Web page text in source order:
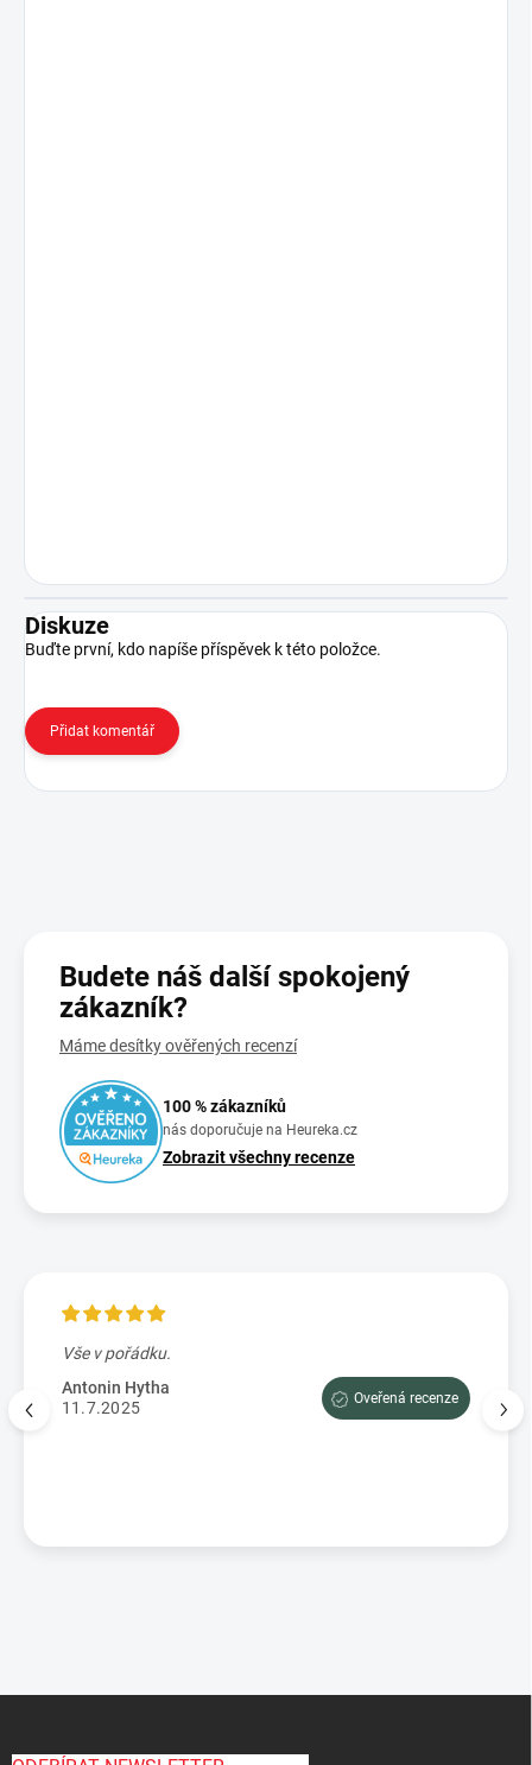
Diskuze
Buďte první, kdo napíše příspěvek k této položce.
Přidat komentář
Budete náš další spokojený
zákazník?
Máme desítky ověřených recenzí
100 % zákazníků
nás doporučuje na Heureka.cz
Zobrazit všechny recenze
Vše v pořádku.
Antonin Hytha
11.7.2025
Oveřená recenze